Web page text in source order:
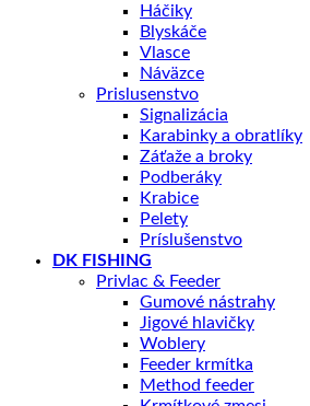
Háčiky
Blyskáče
Vlasce
Náväzce
Prislusenstvo
Signalizácia
Karabinky a obratlíky
Záťaže a broky
Podberáky
Krabice
Pelety
Príslušenstvo
DK FISHING
Privlac & Feeder
Gumové nástrahy
Jigové hlavičky
Woblery
Feeder krmítka
Method feeder